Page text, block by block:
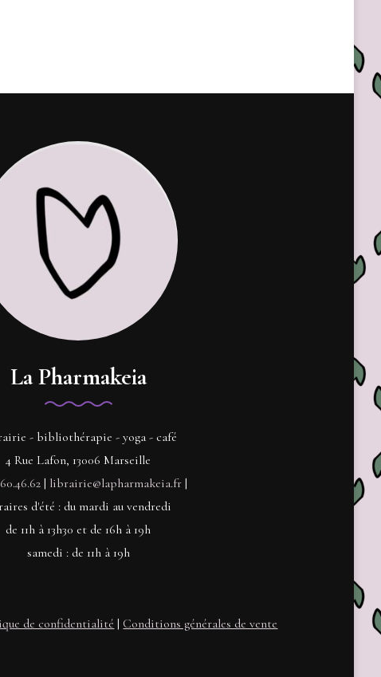
La Pharmakeia
- bibliothérapie - yoga - café
4 Rue Lafon, 13006 Marseille
| librairie@lapharmakeia.fr|
d'été : du mardi au vendredi
de 11h à 13h30 et de 16h à 19h
samedi : de 11h à 19h
de confidentialité | Conditions générales de vente